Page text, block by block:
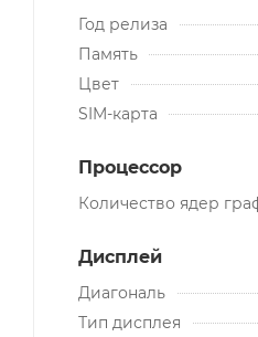
Год релиза
Память
Цвет
SIM-карта
Процессор
Количество ядер
Дисплей
Диагональ
Тип дисплея